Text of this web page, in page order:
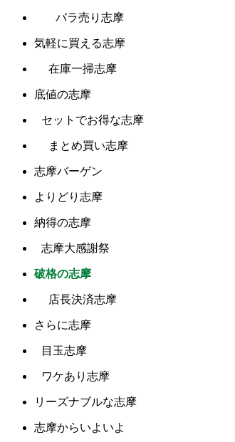
バラ売り志摩
気軽に買える志摩
在庫一掃志摩
底値の志摩
セットでお得な志摩
まとめ買い志摩
志摩バーゲン
よりどり志摩
納得の志摩
志摩大感謝祭
破格の志摩
店長決済志摩
さらに志摩
目玉志摩
ワケあり志摩
リーズナブルな志摩
志摩からいよいよ